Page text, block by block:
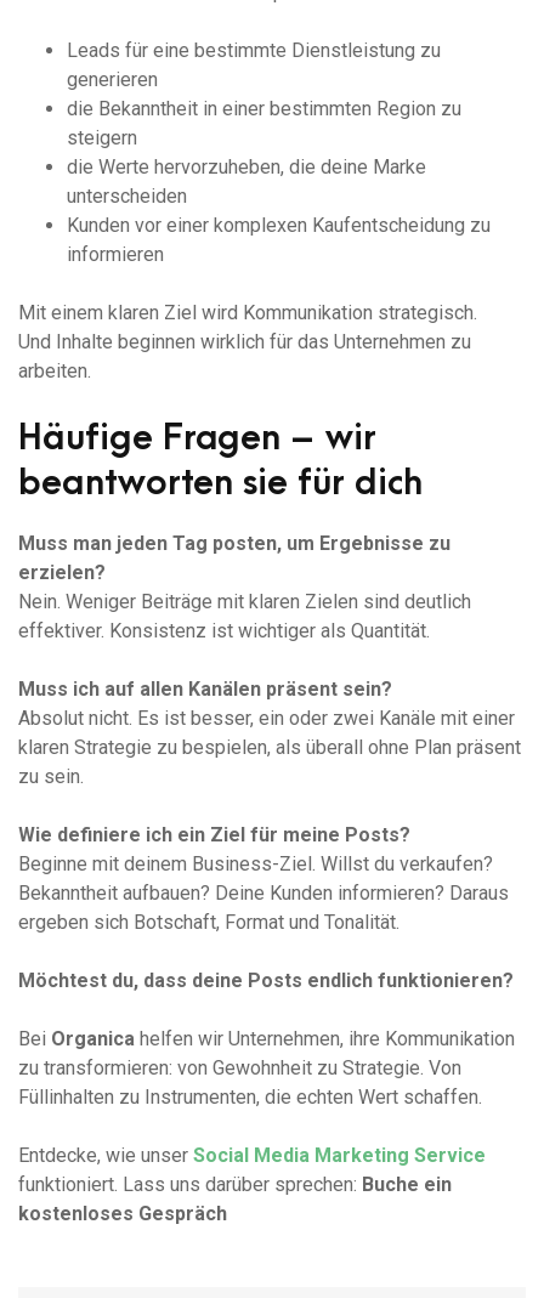
Leads für eine bestimmte Dienstleistung zu
generieren
die Bekanntheit in einer bestimmten Region zu
steigern
die Werte hervorzuheben, die deine Marke
unterscheiden
Kunden vor einer komplexen Kaufentscheidung zu
informieren
Mit einem klaren Ziel wird Kommunikation strategisch.
Und Inhalte beginnen wirklich für das Unternehmen zu
arbeiten.
Häufige Fragen – wir
beantworten sie für dich
Muss man jeden Tag posten, um Ergebnisse zu
erzielen?
Nein. Weniger Beiträge mit klaren Zielen sind deutlich
effektiver. Konsistenz ist wichtiger als Quantität.
Muss ich auf allen Kanälen präsent sein?
Absolut nicht. Es ist besser, ein oder zwei Kanäle mit einer
klaren Strategie zu bespielen, als überall ohne Plan präsent
zu sein.
Wie definiere ich ein Ziel für meine Posts?
Beginne mit deinem Business-Ziel. Willst du verkaufen?
Bekanntheit aufbauen? Deine Kunden informieren? Daraus
ergeben sich Botschaft, Format und Tonalität.
Möchtest du, dass deine Posts endlich funktionieren?
Bei Organica helfen wir Unternehmen, ihre Kommunikation
zu transformieren: von Gewohnheit zu Strategie. Von
Füllinhalten zu Instrumenten, die echten Wert schaffen.
Entdecke, wie unser Social Media Marketing Service
funktioniert. Lass uns darüber sprechen: Buche ein
kostenloses Gespräch